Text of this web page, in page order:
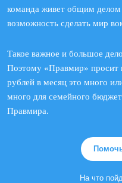
команда живет общим
возможность сделать мир
Такое важное и большое
Поэтому «Правмир» просит
рублей в месяц это много
много для семейного
Правмира.
На что